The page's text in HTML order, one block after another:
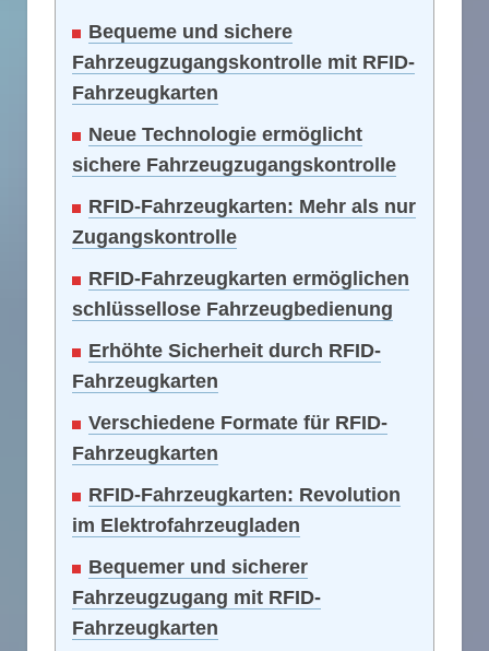
Bequeme und sichere
Fahrzeugzugangskontrolle mit RFID-
Fahrzeugkarten
Neue Technologie ermöglicht
sichere Fahrzeugzugangskontrolle
RFID-Fahrzeugkarten: Mehr als nur
Zugangskontrolle
RFID-Fahrzeugkarten ermöglichen
schlüssellose Fahrzeugbedienung
Erhöhte Sicherheit durch RFID-
Fahrzeugkarten
Verschiedene Formate für RFID-
Fahrzeugkarten
RFID-Fahrzeugkarten: Revolution
im Elektrofahrzeugladen
Bequemer und sicherer
Fahrzeugzugang mit RFID-
Fahrzeugkarten